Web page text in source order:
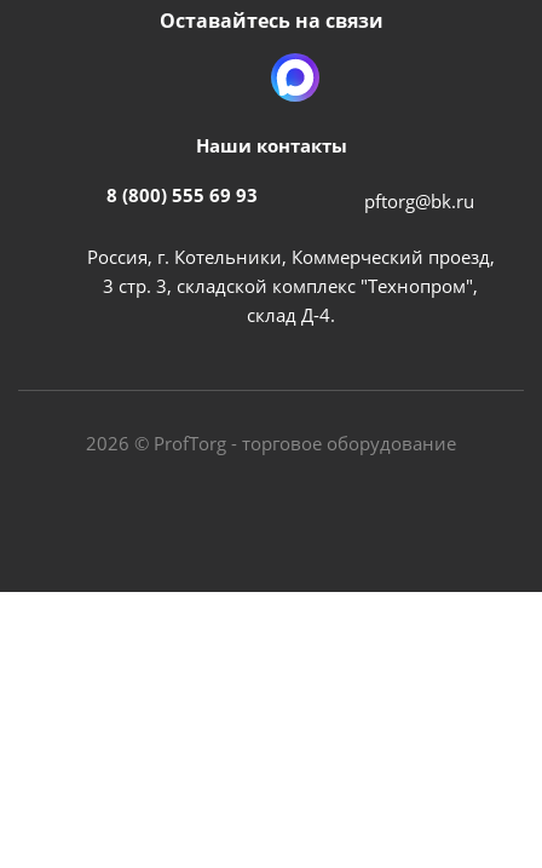
Оставайтесь на связи
Наши контакты
8 (800) 555 69 93 pftorg@bk.ru
Россия, г. Котельники, Коммерческий проезд,
3 стр. 3, складской комплекс "Технопром",
склад Д-4.
2026 © ProfTorg - торговое оборудование